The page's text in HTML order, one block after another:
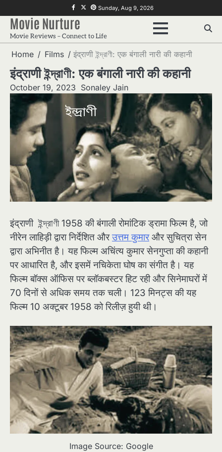
to
content
f twitterpinterest
Sunday, Aug 9, 2026
Movie Nurture
Movie Reviews – Connect to Life
Home Films इंद्राणी ইন্দ্রাণী: एक बंगाली नारी की कहानी
इंद्राणी ইন্দ্রাণী: एक बंगाली नारी की कहानी
October 19, 2023 Sonaley Jain
इंद्राणी ইন্দ্রাণী 1958 की बंगाली रोमांटिक ड्रामा फिल्म है, जो
नीरेन लाहिड़ी द्वारा निर्देशित औरउत्तम कुमारऔर सुचित्रा सेन
द्वारा अभिनीत है। यह फिल्म अचिंत्य कुमार सेनगुप्ता की कहानी
पर आधारित है, और इसमें नचिकेता घोष का संगीत है। यह
फिल्म बॉक्स ऑफिस पर ब्लॉकबस्टर हिट रही और सिनेमाघरों में
70 दिनों से अधिक समय तक चली। 123 मिनट्स की यह
फिल्म 10 अक्टूबर 1958 को रिलीज़ हुयी थी।
Image Source: Google